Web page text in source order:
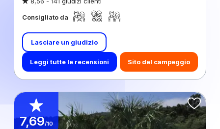
Consigliato da
Lasciare un giudizio
Leggi tutte le recensioni Sito del campeggio
7,69/10